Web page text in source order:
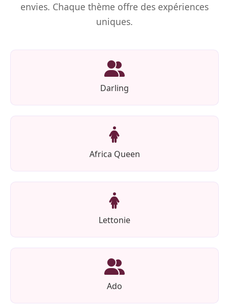
envies. Chaque thème offre des expériences
uniques.
Darling
Africa Queen
Lettonie
Ado